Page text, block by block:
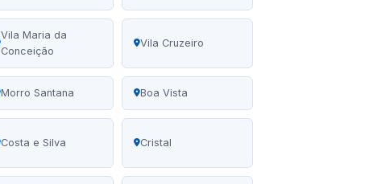
Vila Maria da
Conceição
Vila Cruzeiro
Morro Santana Boa Vista
Costa e Silva Cristal